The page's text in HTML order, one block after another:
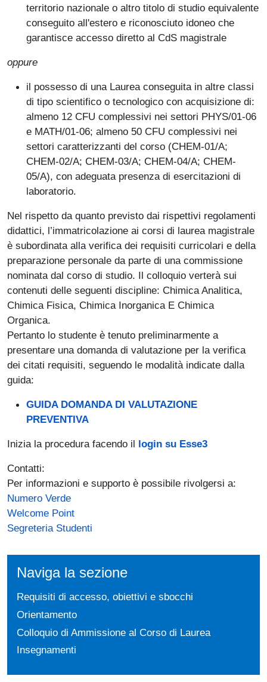
territorio nazionale o altro titolo di studio equivalente
conseguito all'estero e riconosciuto idoneo che
garantisce accesso diretto al CdS magistrale
oppure
il possesso di una Laurea conseguita in altre classi
di tipo scientifico o tecnologico con acquisizione di:
almeno 12 CFU complessivi nei settori PHYS/01-06
e MATH/01-06; almeno 50 CFU complessivi nei
settori caratterizzanti del corso (CHEM-01/A;
CHEM-02/A; CHEM-03/A; CHEM-04/A; CHEM-
05/A), con adeguata presenza di esercitazioni di
laboratorio.
Nel rispetto da quanto previsto dai rispettivi regolamenti
didattici, l’immatricolazione ai corsi di laurea magistrale
è subordinata alla verifica dei requisiti curricolari e della
preparazione personale da parte di una commissione
nominata dal corso di studio. Il colloquio verterà sui
contenuti delle seguenti discipline: Chimica Analitica,
Chimica Fisica, Chimica Inorganica E Chimica
Organica.
Pertanto lo studente è tenuto preliminarmente a
presentare una domanda di valutazione per la verifica
dei citati requisiti, seguendo le modalità indicate dalla
guida:
GUIDA DOMANDA DI VALUTAZIONE
PREVENTIVA
Inizia la procedura facendo il login su Esse3
Contatti:
Per informazioni e supporto è possibile rivolgersi a:
Numero Verde
Welcome Point
Segreteria Studenti
Naviga la sezione
Requisiti di accesso, obiettivi e sbocchi
Orientamento
Colloquio di Ammissione al Corso di Laurea
Insegnamenti